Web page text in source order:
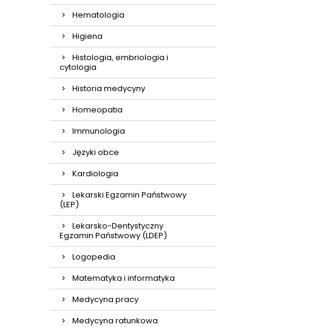
Hematologia
Higiena
Histologia, embriologia i
cytologia
Historia medycyny
Homeopatia
Immunologia
Języki obce
Kardiologia
Lekarski Egzamin Państwowy
(LEP)
Lekarsko-Dentystyczny
Egzamin Państwowy (LDEP)
Logopedia
Matematyka i informatyka
Medycyna pracy
Medycyna ratunkowa